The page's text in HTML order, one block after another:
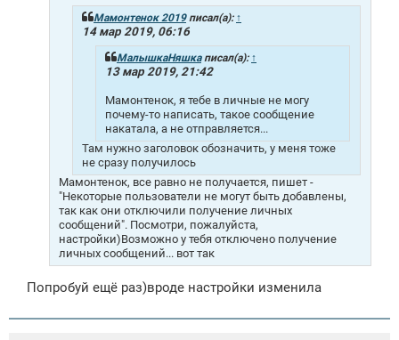
Мамонтенок 2019писал(а): ↑
14 мар 2019, 06:16
МалышкаНяшкаписал(а): ↑
13 мар 2019, 21:42
Мамонтенок, я тебе в личные не могу
почему-то написать, такое сообщение
накатала, а не отправляется...
Там нужно заголовок обозначить, у меня тоже
не сразу получилось
Мамонтенок, все равно не получается, пишет -
"Некоторые пользователи не могут быть добавлены,
так как они отключили получение личных
сообщений". Посмотри, пожалуйста,
настройки)Возможно у тебя отключено получение
личных сообщений... вот так
Попробуй ещё раз)вроде настройки изменила